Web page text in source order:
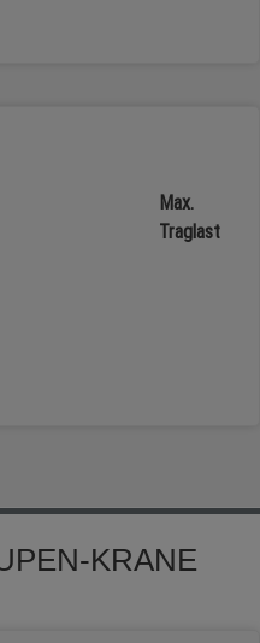
Max.
Traglast
KRANE